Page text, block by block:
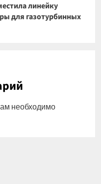
линейку
для газотурбинных
необходимо